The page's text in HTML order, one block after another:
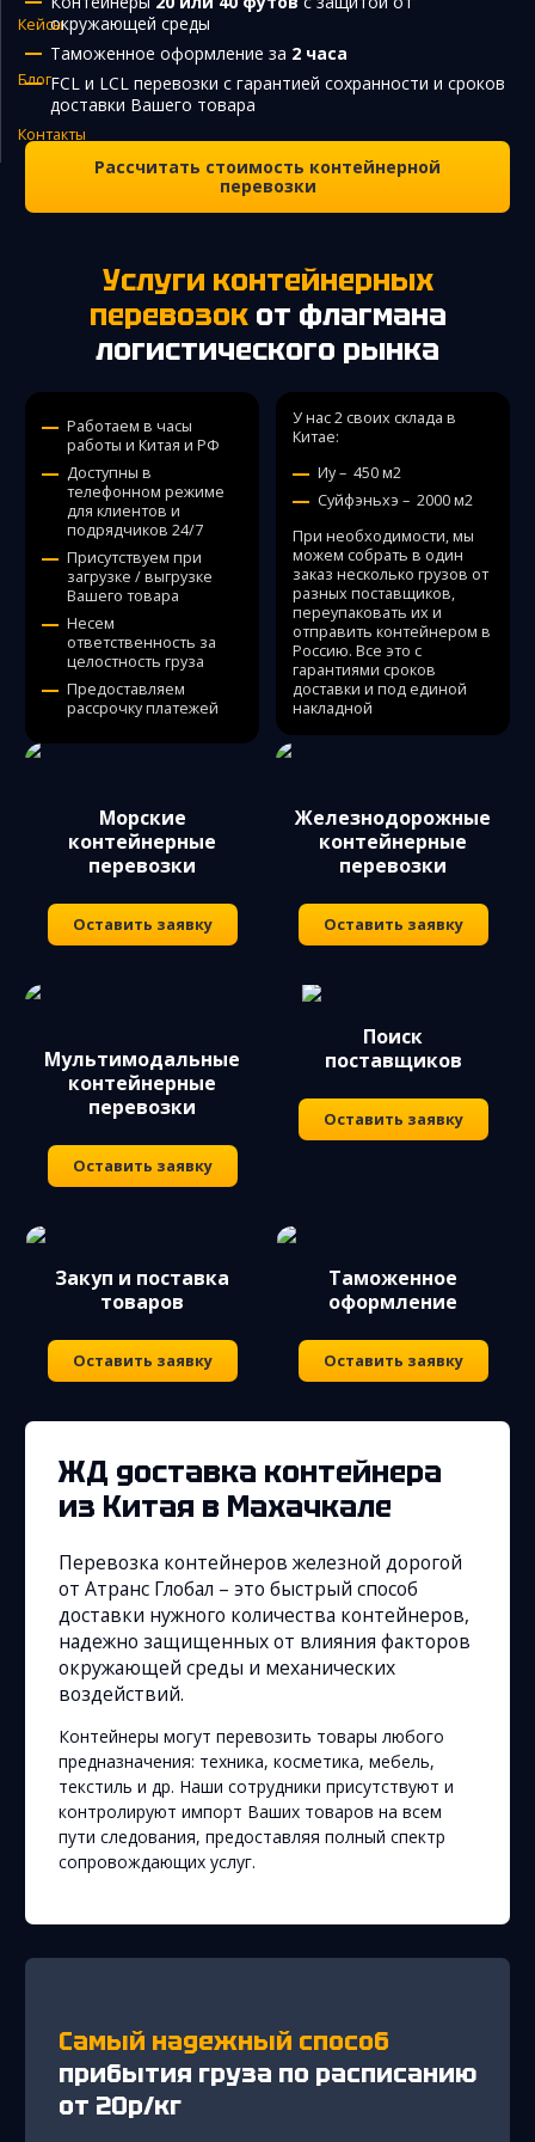
Кейсы
Блог
Контакты
Закупка и поставка товаров из Китая
Поиск поставщика в Китае
Таможенное оформление
окружающей среды
Таможенное оформление за 2 часа
FCL и LCL перевозки с гарантией сохранности и сроков
доставки Вашего товара
Рассчитать стоимость контейнерной
перевозки
Услуги контейнерных
перевозок от флагмана
логистического рынка
Работаем в часы
работы и Китая и РФ
Доступны в
телефонном режиме
для клиентов и
подрядчиков 24/7
Присутствуем при
загрузке / выгрузке
Вашего товара
Несем
ответственность за
целостность груза
Предоставляем
рассрочку платежей
У нас 2 своих склада в
Китае:
Иу – 450 м2
Суйфэньхэ – 2000 м2
При необходимости, мы
можем собрать в один
заказ несколько грузов от
разных поставщиков,
переупаковать их и
отправить контейнером в
Россию. Все это с
гарантиями сроков
доставки и под единой
накладной
Морские
контейнерные
перевозки
Оставить заявку
Железнодорожные
контейнерные
перевозки
Оставить заявку
Мультимодальные
контейнерные
перевозки
Оставить заявку
Поиск
поставщиков
Оставить заявку
Закуп и поставка
товаров
Оставить заявку
Таможенное
оформление
Оставить заявку
ЖД доставка контейнера
из Китая в Махачкале
Перевозка контейнеров железной дорогой
от Атранс Глобал – это быстрый способ
доставки нужного количества контейнеров,
надежно защищенных от влияния факторов
окружающей среды и механических
воздействий.
Контейнеры могут перевозить товары любого
предназначения: техника, косметика, мебель,
текстиль и др. Наши сотрудники присутствуют и
контролируют импорт Ваших товаров на всем
пути следования, предоставляя полный спектр
сопровождающих услуг.
Самый надежный способ
прибытия груза по расписанию
от 20р/кг